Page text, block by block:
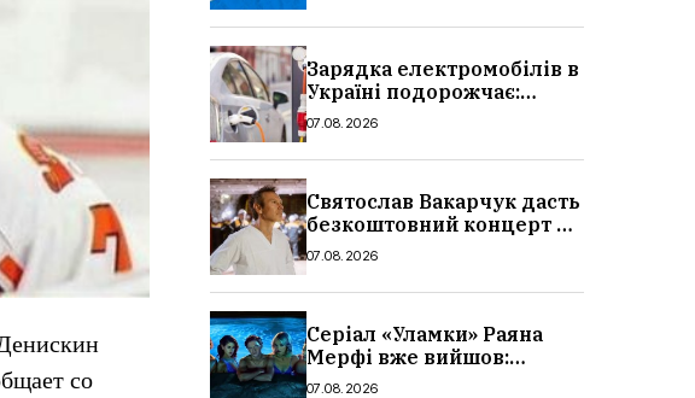
со
суми, розмір
Зарядка електромобілів в
Україні подорожчає:
причина і нові ціни з
07.08.2026
Святослав Вакарчук дасть
безкоштовний концерт у
Львові: дата і місце
07.08.2026
Серіал «Уламки» Раяна
Мерфі вже вийшов:
сюжет, актори та всі
07.08.2026